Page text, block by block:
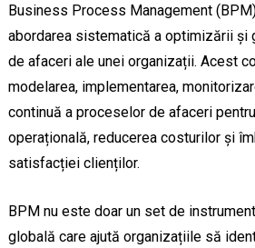
Business Process Management
abordarea sistematică a optimizării și
de afaceri ale unei organizații. Acest
modelarea, implementarea,
continuă a proceselor de afaceri
operațională, reducerea costurilor și
satisfacției clienților.
BPM nu este doar un set de
globală care ajută organizațiile să